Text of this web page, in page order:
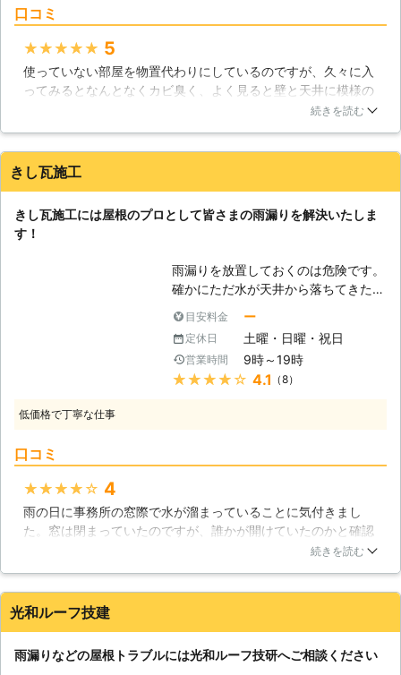
が、トタン屋根であれば10年ほど、
たら葺き替えてしまった方が雨漏りの
面からいっても安心です。 雨漏り修
理をきっかけに、屋根の劣化とはおさ
ように、ご客様のご予算や状況に合わ
作業をおこなったあとに再度雨漏りや
屋根瓦のズレが起こっても、10年の
理のご依頼は、戸建から住宅・マンシ
ョンまでと幅広く対応しているやねっ
と山口にお任せください！
れていて、寿命も長いですが、変色し
てきてしまうので、塗替えメンテナン
スが必要になるでしょう。「セメント
瓦」は、厚型ストレートと呼ばれ、塗
装の寿命が短いので、定期的な塗装が
で、葺き替える必要があります。雨漏
りが発生した場合は、有限会社関門瓦
【壁材の種類】 雨漏りは屋根からだ
けではなく、外壁からも発生する事が
あります。「窯業系サイディング」と
いう壁材は、最近の住宅では最も多く
使われている壁材です。つなぎ目部分
がひび割れて雨漏りになる事があるの
で注意が必要です。「金属系サイディ
ンスが必要になるでしょう。「レン
が、寿命が半永久的で、ほとんどメン
テナンスの必要もありません。これも
つなぎ目が冬だけは亀裂が発生する事
が必要になるでしょう。
口コミ
★★★★★ 5
使っていない部屋を物置代わりにしているのですが、久々に入
ってみるとなんとなくカビ臭く、よく見ると壁と天井に模様の
ようなものがありました。息子にも見せてみると「なんか湿気
のです）。結果やはり予感的中で、屋根裏の柱が腐りかけてい
たとのことです。「早めに気づいてよかったですね」いえい
かあればお願いします。
続きを読む
きし瓦施工
きし瓦施工には屋根のプロとして皆さまの雨漏りを解決いたしま
す！
雨漏りを放置しておくのは危険です。
確かにただ水が天井から落ちてきた
に見えてしまいます。しかし、それだ
けではないのです。上から垂れてくる
雨水をお皿で受け止めていれば解決す
るものではありません。水はカビの原
工事が必要です。そうなる前の段階で
雨漏り修理をしておけば、無駄な工事
をする必要もなくなるでしょう。だか
らこそ雨漏り修理はしないといけない
のです。 【原因の分かる業者に依頼
ん。染みができている部分の真上の屋
根に傷があるという場合もあります
目安料金 ー
定休日 土曜・日曜・祝日
営業時間 9時～19時
★★★★★ 4.1 （8）
低価格で丁寧な仕事
口コミ
★★★★★ 4
雨の日に事務所の窓際で水が溜まっていることに気付きまし
た。窓は閉まっていたのですが、誰かが開けていたのかと確認
したところ、誰も開けていない、これは雨漏り？と天井を見て
りとのことで、工事の日程を相談し、早めに修理していただき
ました。早めに気付いたので事務所内の被害もなく済み、修理
続きを読む
光和ルーフ技建
雨漏りなどの屋根トラブルには光和ルーフ技研へご相談ください